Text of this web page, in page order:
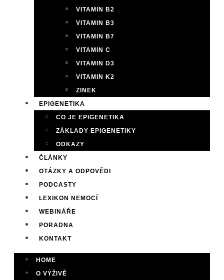
VITAMIN B2
VITAMIN B3
VITAMIN B7
VITAMIN C
VITAMIN D3
VITAMIN K2
ZINEK
EPIGENETIKA
CO JE EPIGENETIKA
ZÁKLADY EPIGENETIKY
ODKAZY
ČLÁNKY
OTÁZKY A ODPOVĚDI
PODCASTY
LEXIKON NEMOCÍ
WEBINÁŘE
PORADNA
KONTAKT
HOME
O VÝŽIVĚ